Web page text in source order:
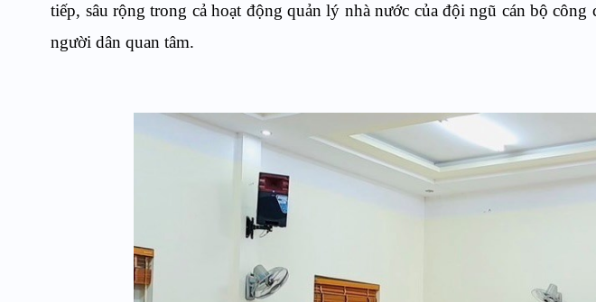
tiếp, sâu rộng trong cả hoạt động quản lý nhà nước của đội ngũ cán bộ
người dân quan tâm.